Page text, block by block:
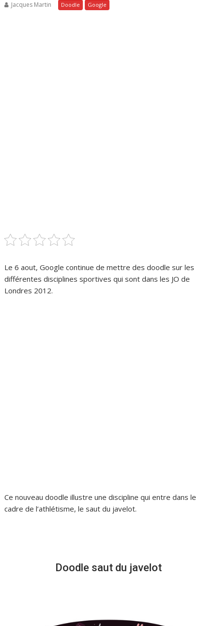
Jacques Martin
Doodle Google
Le 6 aout, Google continue de mettre des doodle sur les
différentes disciplines sportives qui sont dans les JO de
Londres 2012.
Ce nouveau doodle illustre une discipline qui entre dans le
cadre de l’athlétisme, le saut du javelot.
Doodle saut du javelot